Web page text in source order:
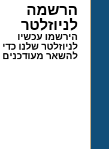
הרשמה
לניוזלטר
הירשמו עכשיו
לניוזלטר שלנו כדי
להשאר מעודכנים